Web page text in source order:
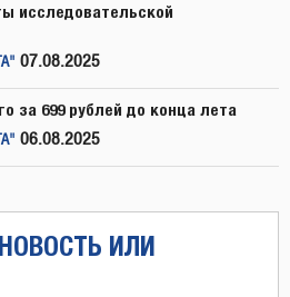
исследовательской
07.08.2025
за 699 рублей до конца лета
06.08.2025
ИЛИ